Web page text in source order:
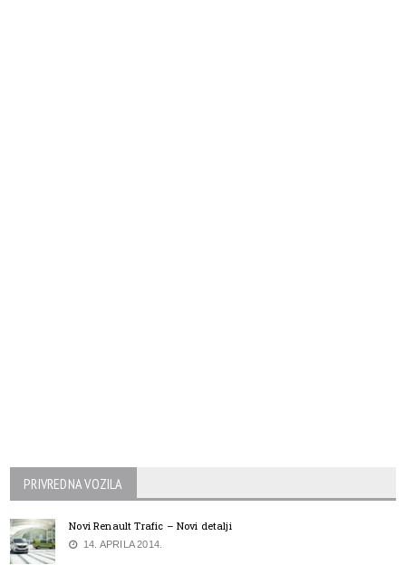
PRIVREDNA VOZILA
Novi Renault Trafic – Novi detalji
14. APRILA 2014.